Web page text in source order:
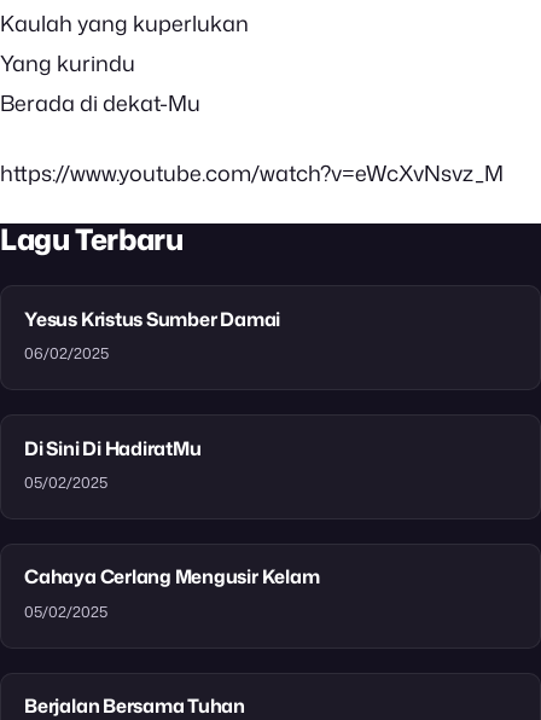
Kaulah yang kuperlukan
Yang kurindu
Berada di dekat-Mu
https://www.youtube.com/watch?v=eWcXvNsvz_M
Lagu Terbaru
Yesus Kristus Sumber Damai
06/02/2025
Di Sini Di HadiratMu
05/02/2025
Cahaya Cerlang Mengusir Kelam
05/02/2025
Berjalan Bersama Tuhan